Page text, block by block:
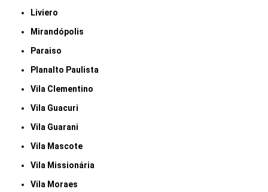
Liviero
Mirandópolis
Paraiso
Planalto Paulista
Vila Clementino
Vila Guacuri
Vila Guarani
Vila Mascote
Vila Missionária
Vila Moraes